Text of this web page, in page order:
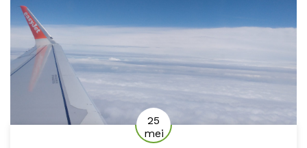
25
mei